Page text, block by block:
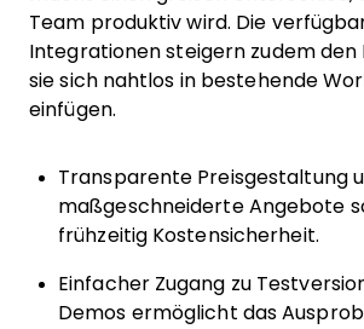
Team produktiv wird. Die
Integrationen steigern zudem den
sie sich nahtlos in bestehende
einfügen.
Transparente Preisgestaltung
maßgeschneiderte Angebote
frühzeitig Kostensicherheit.
Einfacher Zugang zu
Demos ermöglicht das